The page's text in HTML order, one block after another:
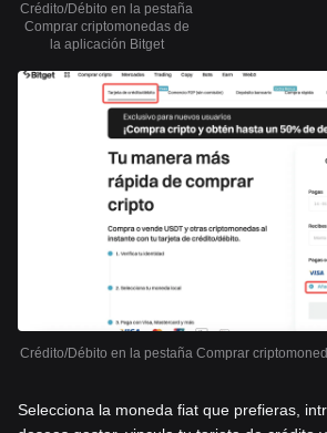
Crédito/Débito en la pestaña
Comprar criptomonedas de
la aplicación Bitget
Crédito/Débito en la pestaña Comprar
Selecciona la moneda fiat que prefieras,